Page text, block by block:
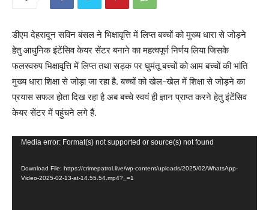
डीएम देहरादून सविन बंसल ने भिक्षावृत्ति में लिप्त बच्चों को मुख्य धारा से जोड़ने
हेतु आधुनिक इंटेंसिव केयर सेंटर बनाने का महत्वपूर्ण निर्णय लिया जिसके
फलस्वरुप भिक्षावृत्ति में लिप्त तथा सड़क पर घुमंतू बच्चों को आम बच्चों की भांति
मुख्य धारा शिक्षा से जोड़ा जा रहा है. बच्चों को खेल-खेल में शिक्षा से जोड़ने का
प्रयास सफल होता दिख रहा है अब बच्चे स्वयं ही ज्ञान प्राप्त करने हेतु इंटेंसिव
केयर सेंटर में पहुंचने लगे हैं.
Media error: Format(s) not supported or source(s) not found
Download File: https://crimepatrol.live/wp-content/uploads/2025/02/WhatsApp-
Video-2025-02-13-at-14.55.54.mp4?_=1